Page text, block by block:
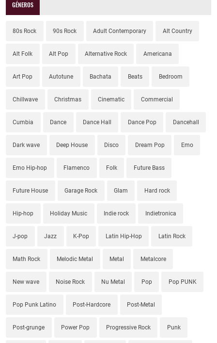
GÉNEROS
80s Rock 90s Rock Adult Contemporary Alt Country
Alt Folk Alt Pop Alternative Rock Americana
Art Pop Autotune Bachata Beats Bedroom
Chillwave Christmas Cinematic Commercial
Cumbia Dance Dance Hall Dance Pop Dancehall
Dark wave Deep House Disco Dream Pop Emo
Emo Hip-hop Flamenco Folk Future Bass
Future House Garage Rock Glam Hard rock
Hip-hop Holiday Music Indie rock Indietronica
J-pop Jazz K-Pop Latin Hip-Hop Latin Rock
Math Rock Melodic Metal Metal Metalcore
New wave Noise Rock Nu Metal Pop Pop PUNK
Pop Punk Latino Post-Hardcore Post-Metal
Post-grunge Power Pop Progressive Rock Punk